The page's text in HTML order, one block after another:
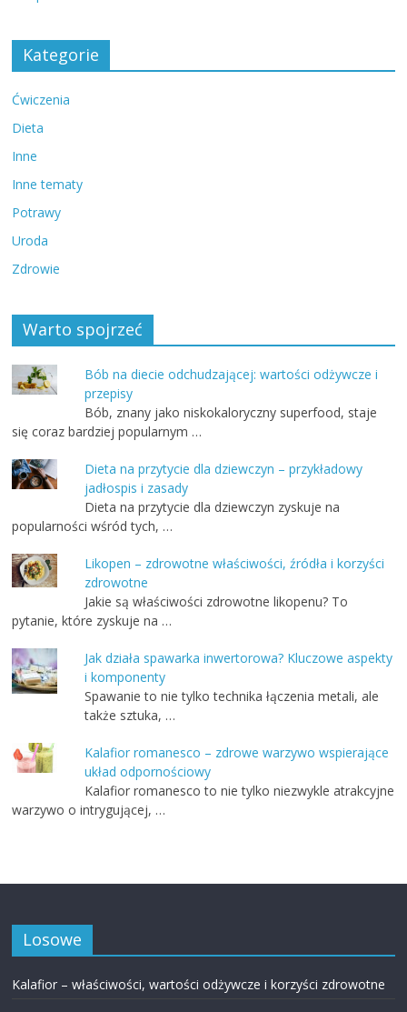
Kategorie
Ćwiczenia
Dieta
Inne
Inne tematy
Potrawy
Uroda
Zdrowie
Warto spojrzeć
Bób na diecie odchudzającej: wartości odżywcze i
przepisy
Bób, znany jako niskokaloryczny superfood, staje
się coraz bardziej popularnym …
Dieta na przytycie dla dziewczyn – przykładowy
jadłospis i zasady
Dieta na przytycie dla dziewczyn zyskuje na
popularności wśród tych, …
Likopen – zdrowotne właściwości, źródła i korzyści
zdrowotne
Jakie są właściwości zdrowotne likopenu? To
pytanie, które zyskuje na …
Jak działa spawarka inwertorowa? Kluczowe aspekty
i komponenty
Spawanie to nie tylko technika łączenia metali, ale
także sztuka, …
Kalafior romanesco – zdrowe warzywo wspierające
układ odpornościowy
Kalafior romanesco to nie tylko niezwykle atrakcyjne
warzywo o intrygującej, …
Losowe
Kalafior – właściwości, wartości odżywcze i korzyści zdrowotne